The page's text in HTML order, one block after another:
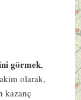
görmek,
olarak,
kazanç